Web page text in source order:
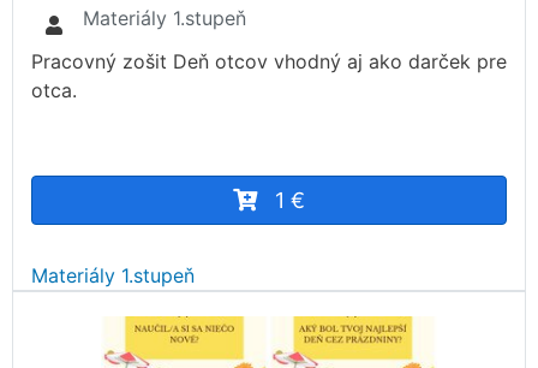
Materiály 1.stupeň
Pracovný zošit Deň otcov vhodný aj ako darček pre
otca.
1 €
Materiály 1.stupeň